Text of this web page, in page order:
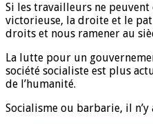
Si les travailleurs ne
victorieuse, la droite et le
droits et nous ramener au
La lutte pour un
société socialiste est plus
de l’humanité.
Socialisme ou barbarie, il